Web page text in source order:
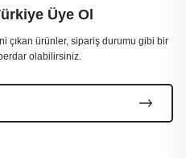
Üye Ol
çıkan ürünler, sipariş durumu gibi bir
olabilirsiniz.